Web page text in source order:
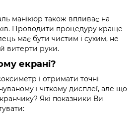
манікюр також впливає на
Проводити процедуру краще
має бути чистим і сухим, не
витерти руки.
екрані?
і отримати точні
і чіткому дисплеї, але що
Які показники Ви